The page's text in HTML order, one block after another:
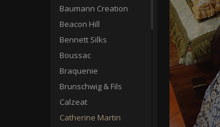
Baumann Creation
Beacon Hill
Bennett Silks
Boussac
Braquenie
Brunschwig & Fils
Calzeat
Catherine Martin